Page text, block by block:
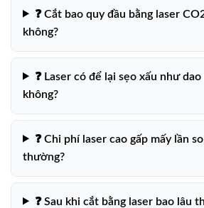
❓ Cắt bao quy đầu bằng laser
không?
❓ Laser có để lại sẹo xấu như
không?
❓ Chi phí laser cao gấp mấy lần
thường?
❓ Sau khi cắt bằng laser bao lâu